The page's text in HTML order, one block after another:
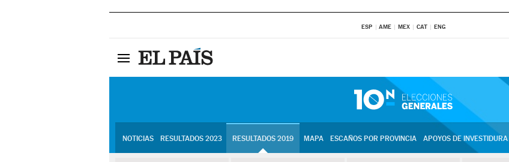
ESP AME MEX CAT ENG
NOTICIAS RESULTADOS 2023 RESULTADOS 2019 MAPA ESCAÑOS POR PROVINCIA APOYOS DE INVESTIDURA